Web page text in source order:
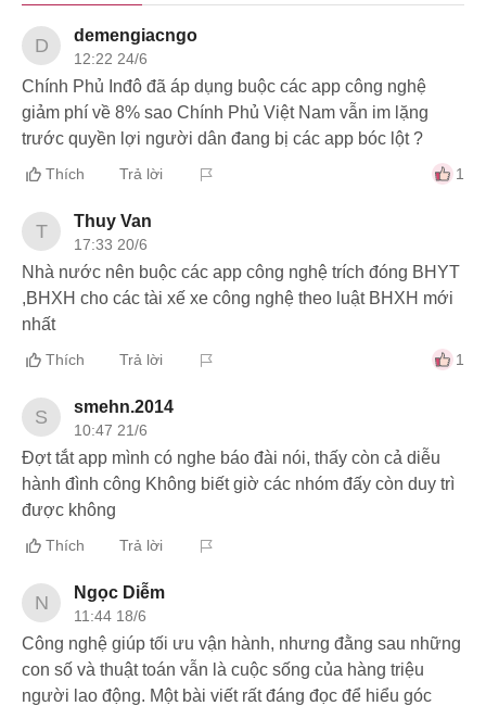
D demengiacngo
12:22 24/6
Chính Phủ Inđô đã áp dụng buộc các app công nghệ
giảm phí về 8% sao Chính Phủ Việt Nam vẫn im lặng
trước quyền lợi người dân đang bị các app bóc lột ?
Thích Trả lời 1
T Thuy Van
17:33 20/6
Nhà nước nên buộc các app công nghệ trích đóng BHYT
,BHXH cho các tài xế xe công nghệ theo luật BHXH mới
nhất
Thích Trả lời 1
S smehn.2014
10:47 21/6
Đợt tắt app mình có nghe báo đài nói, thấy còn cả diễu
hành đình công Không biết giờ các nhóm đấy còn duy trì
được không
Thích Trả lời
N Ngọc Diễm
11:44 18/6
Công nghệ giúp tối ưu vận hành, nhưng đằng sau những
con số và thuật toán vẫn là cuộc sống của hàng triệu
người lao động. Một bài viết rất đáng đọc để hiểu góc